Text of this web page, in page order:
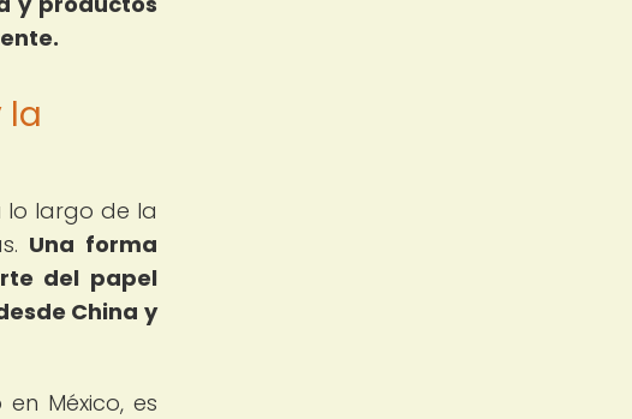
la
lo largo de la
Una forma
del papel
China y
México, es